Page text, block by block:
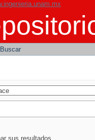
Buscar
sus resultados.